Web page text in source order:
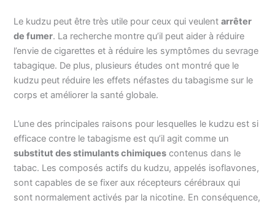
Le kudzu peut être très utile pour ceux qui veulentarrêter
de fumer. La recherche montre qu’il peut aider à réduire
l’envie de cigarettes et à réduire les symptômes du sevrage
tabagique. De plus, plusieurs études ont montré que le
kudzu peut réduire les effets néfastes du tabagisme sur le
corps et améliorer la santé globale.
L’une des principales raisons pour lesquelles le kudzu est si
efficace contre le tabagisme est qu’il agit comme un
substitut des stimulants chimiques contenus dans le
tabac. Les composés actifs du kudzu, appelés isoflavones,
sont capables de se fixer aux récepteurs cérébraux qui
sont normalement activés par la nicotine. En conséquence,